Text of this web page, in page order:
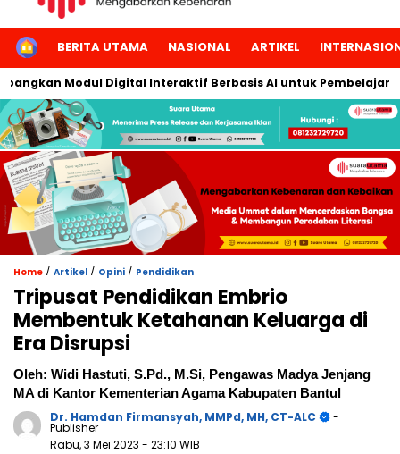
HOMEBERITA UTAMA NASIONAL ARTIKEL
Modul Digital Interaktif Berbasis AI untuk Pembelajaran
Home / Artikel / Opini / Pendidikan
Tripusat Pendidikan Embrio
Membentuk Ketahanan Keluarga di
Era Disrupsi
Oleh: Widi Hastuti, S.Pd., M.Si, Pengawas Madya Jenjang
MA di Kantor Kementerian Agama Kabupaten Bantul
Dr. Hamdan Firmansyah, MMPd, MH, CT-ALC
-
Publisher
Rabu, 3 Mei 2023- 23:10 WIB